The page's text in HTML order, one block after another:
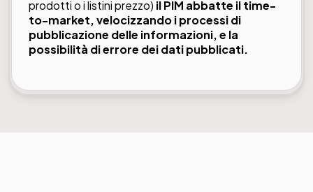
prodotti o i listini prezzo) il PIM abbatte il time-
to-market, velocizzando i processi di
pubblicazione delle informazioni, e la
possibilità di errore dei dati pubblicati.